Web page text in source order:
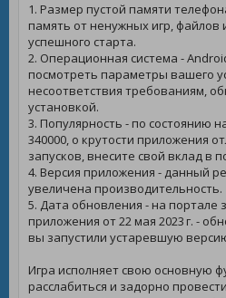
1. Размер пустой памяти
память от ненужных игр, файлов
успешного старта.
2. Операционная система -
посмотреть параметры вашего
несоответствия требованиям,
установкой.
3. Популярность - по состоянию
340000, о крутости приложения
запусков, внесите свой вклад в
4. Версия приложения - данный
увеличена производительность.
5. Дата обновления - на портале
приложения от 22 мая 2023 г. -
вы запустили устаревшую
Игра исполняет свою основную
расслабиться и задорно